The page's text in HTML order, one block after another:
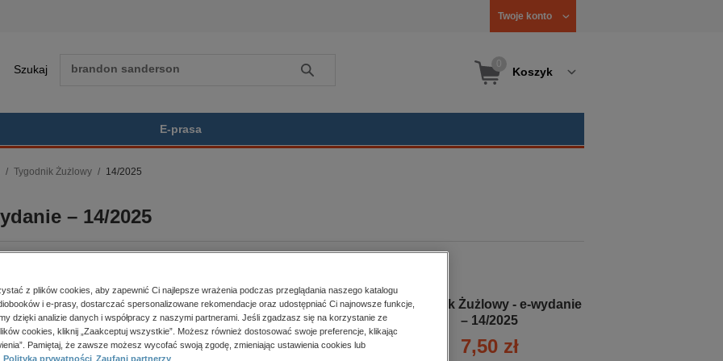
Twoje konto
Szukaj Szukaj Koszyk
E-prasa
psychologiczne
popularno-naukowe
zdrowie
religie
Tygodnik Żużlowy 14/2025
– 14/2025
BESTSELLER
14/2025
dostępności:01.04.2025
Kupując otrzymujesz format:
PDF
Dostęp online PDF
Tygodnik Żużlowy - e-wydanie
– 14/2025
7,50 zł
z plików cookies, aby zapewnić Ci najlepsze wrażenia podczas przeglądania naszego katalogu
i e-prasy, dostarczać spersonalizowane rekomendacje oraz udostępniać Ci najnowsze funkcje,
dzięki analizie danych i współpracy z naszymi partnerami. Jeśli zgadzasz się na korzystanie ze
cookies, kliknij „Zaakceptuj wszystkie”. Możesz również dostosować swoje preferencje, klikając
Pamiętaj, że zawsze możesz wycofać swoją zgodę, zmieniając ustawienia cookies lub
Polityka prywatności Zaufani partnerzy